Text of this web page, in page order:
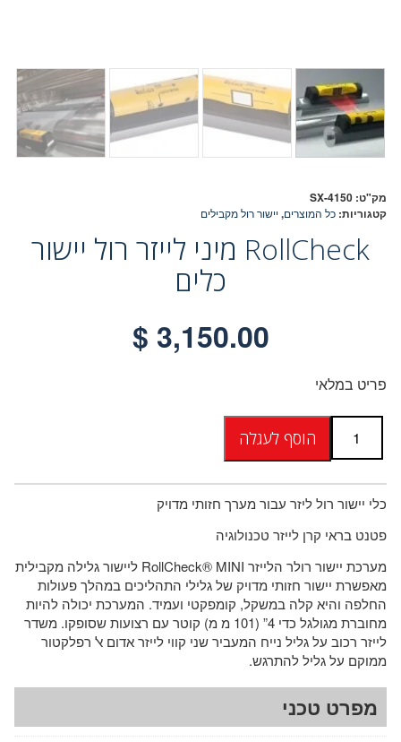
מק"ט:SX-4150
קטגוריות:כל המוצרים,יישור רול מקבילים
RollCheck מיני לייזר רול יישור
כלים
$3,150.00
פריט במלאי
RollCheck
כלי
יישור
גלילי
MINI
הוסף לעגלה
כלי יישור רול ליזר עבור מערך חזותי מדויק
פטנט בראי קרן לייזר טכנולוגיה
מערכת יישור רולר הלייזר RollCheck® MINI ליישור גלילה מקבילית
מאפשרת יישור חזותי מדויק של גלילי התהליכים במהלך פעולות
החלפה והיא קלה במשקל, קומפקטי ועמיד. המערכת יכולה להיות
מחוברת מגולגל כדי 4” (101 מ מ) קוטר עם רצועות שסופקו. משדר
לייזר רכוב על גליל נייח המעביר שני קווי לייזר אדום אל רפלקטור
ממוקם על גליל להתרגש.
מפרט טכני